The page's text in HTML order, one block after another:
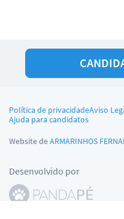
Política de privacidadeAviso
Ajuda para candidatos
Website deARMARINHOS
Desenvolvido por